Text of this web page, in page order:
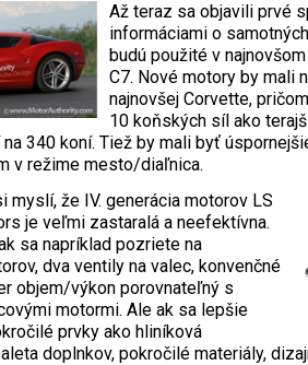
Až teraz sa objavili prvé
informáciami o
budú použité v
C7. Nové motory by mali
najnovšej Corvette,
10 koňských síl ako
340 koní. Tiež by mali byť
v režime mesto/diaľnica.
myslí, že IV. generácia motorov LS
je veľmi zastaralá a neefektívna.
sa napríklad pozriete na
dva ventily na valec, konvenčné
objem/výkon porovnateľný s
motormi. Ale ak sa lepšie
prvky ako hliníková
doplnkov, pokročilé materiály,